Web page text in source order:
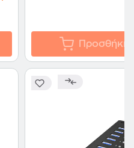
Προσθήκη